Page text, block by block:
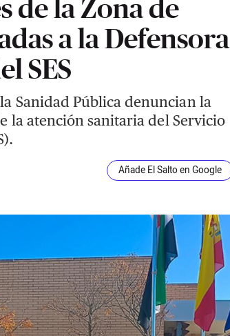
de la Zona de
a la Defensora
SES
Sanidad Pública denuncian la
la atención sanitaria del Servicio
Añade El Salto en Google